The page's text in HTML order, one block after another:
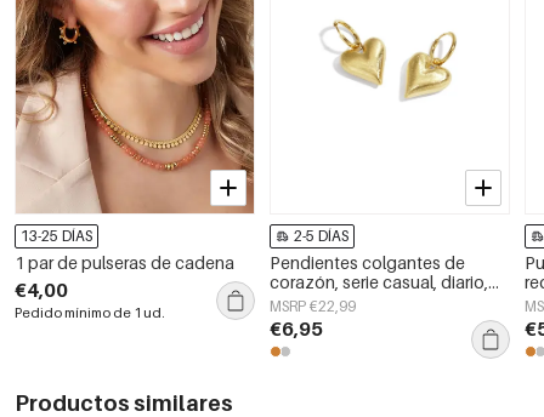
13-25 DÍAS
1 par de pulseras de cadena
€4,00
Pedido mínimo de 1 ud.
2-5 DÍAS
Pendientes colgantes de
corazón, serie casual, diario,
sencillos, joyería para mujer.
MSRP €22,99
€6,95
Productos similares